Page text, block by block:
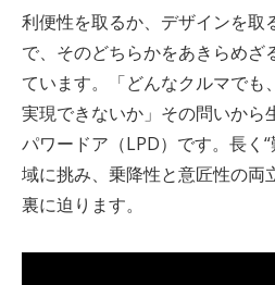
利便性を取るか、デザインを取
で、そのどちらかをあきらめざ
ています。「どんなクルマでも
実現できないか」その問いから
パワードア（LPD）です。長く
域に挑み、乗降性と意匠性の両
裏に迫ります。